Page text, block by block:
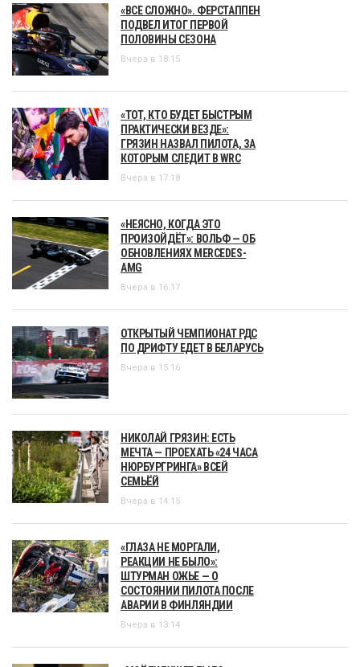
«ВСЕ СЛОЖНО». ФЕРСТАППЕН
ПОДВЕЛ ИТОГ ПЕРВОЙ
ПОЛОВИНЫ СЕЗОНА
Вчера в 18:15
«ТОТ, КТО БУДЕТ БЫСТРЫМ
ПРАКТИЧЕСКИ ВЕЗДЕ»:
ГРЯЗИН НАЗВАЛ ПИЛОТА, ЗА
КОТОРЫМ СЛЕДИТ В WRC
Вчера в 17:18
«НЕЯСНО, КОГДА ЭТО
ПРОИЗОЙДЁТ»: ВОЛЬФ — ОБ
ОБНОВЛЕНИЯХ MERCEDES-
AMG
Вчера в 16:17
ОТКРЫТЫЙ ЧЕМПИОНАТ РДС
ПО ДРИФТУ ЕДЕТ В БЕЛАРУСЬ
Вчера в 15:16
НИКОЛАЙ ГРЯЗИН: ЕСТЬ
МЕЧТА — ПРОЕХАТЬ «24 ЧАСА
НЮРБУРГРИНГА» ВСЕЙ
СЕМЬЁЙ
Вчера в 14:15
«ГЛАЗА НЕ МОРГАЛИ,
РЕАКЦИИ НЕ БЫЛО»:
ШТУРМАН ОЖЬЕ — О
СОСТОЯНИИ ПИЛОТА ПОСЛЕ
АВАРИИ В ФИНЛЯНДИИ
Вчера в 13:14